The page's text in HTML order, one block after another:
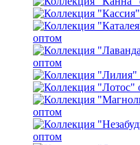
оптом
оптом
оптом
оптом